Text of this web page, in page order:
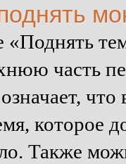
часть
которое
Также